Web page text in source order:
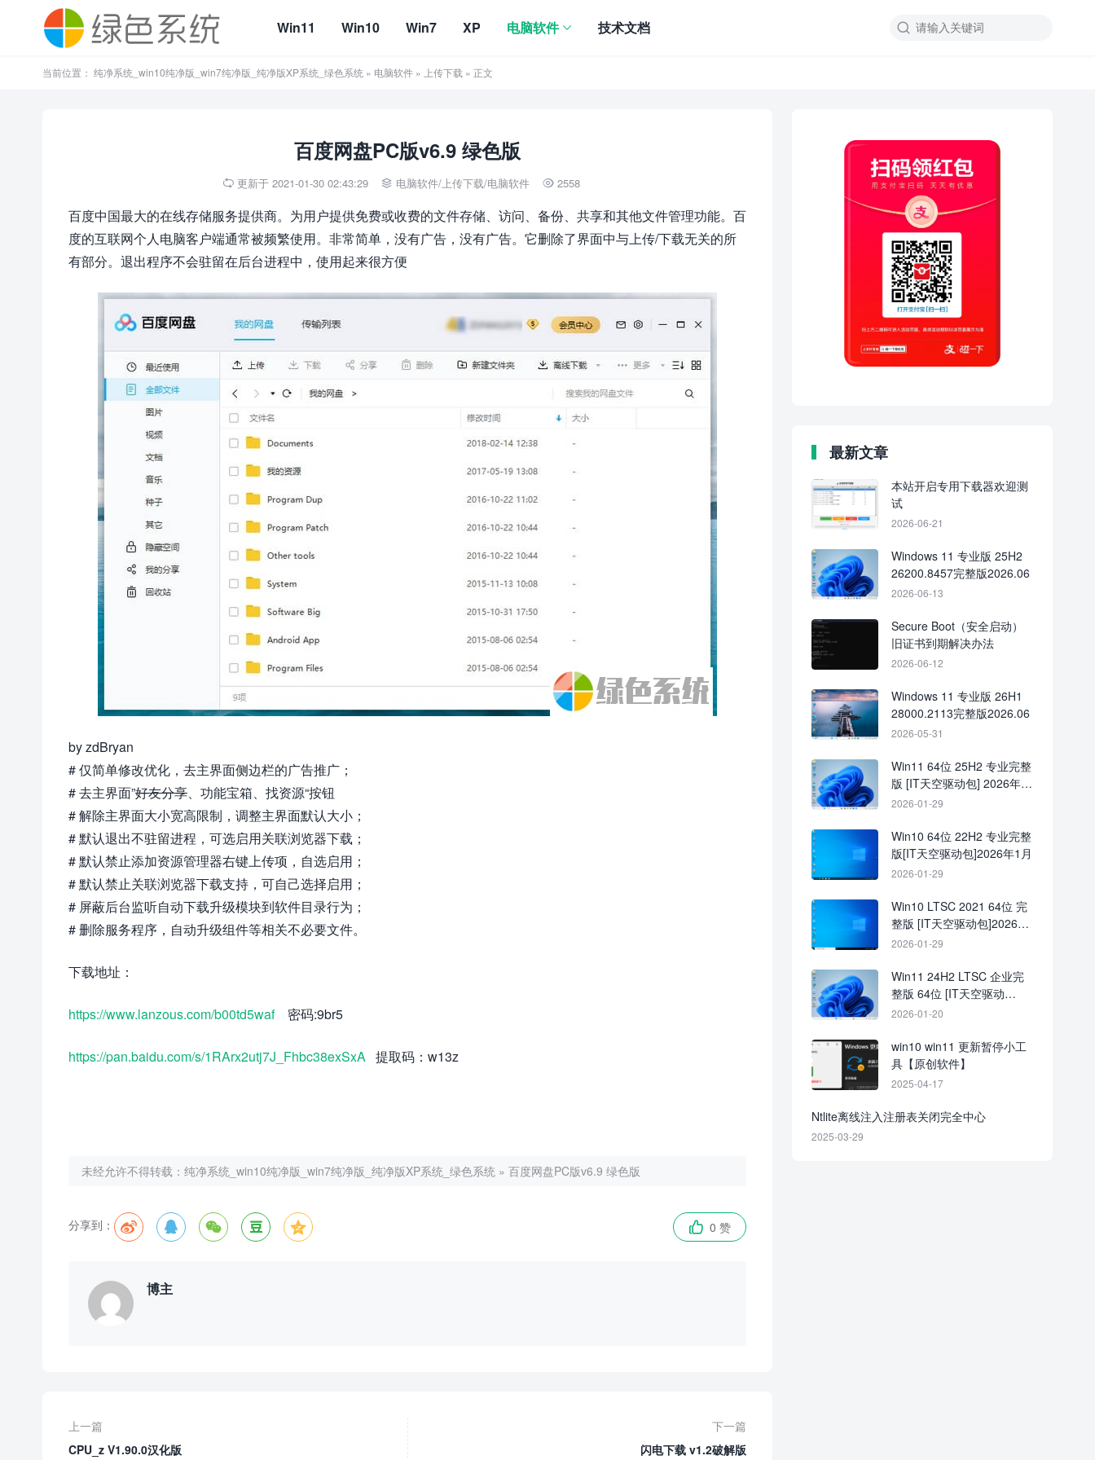

Win11 Win10 Win7 XP 电脑软件 技术文档
当前位置： 纯净系统_win10纯净版_win7纯净版_纯净版XP系统_绿色系统 » 电脑软件 » 上传下载 » 正文
百度网盘PC版v6.9 绿色版
 更新于 2021-01-30 02:43:29  电脑软件/上传下载/电脑软件  2558
百度中国最大的在线存储服务提供商。为用户提供免费或收费的文件存储、访问、备份、共享和其他文件管理功能。百
度的互联网个人电脑客户端通常被频繁使用。非常简单，没有广告，没有广告。它删除了界面中与上传/下载无关的所
有部分。退出程序不会驻留在后台进程中，使用起来很方便
by zdBryan
# 仅简单修改优化，去主界面侧边栏的广告推广；
# 去主界面”好友分享、功能宝箱、找资源“按钮
# 解除主界面大小宽高限制，调整主界面默认大小；
# 默认退出不驻留进程，可选启用关联浏览器下载；
# 默认禁止添加资源管理器右键上传项，自选启用；
# 默认禁止关联浏览器下载支持，可自己选择启用；
# 屏蔽后台监听自动下载升级模块到软件目录行为；
# 删除服务程序，自动升级组件等相关不必要文件。
下载地址：
https://www.lanzous.com/b00td5waf密码:9br5
https://pan.baidu.com/s/1RArx2utj7J_Fhbc38exSxA 提取码：w13z
未经允许不得转载： 纯净系统_win10纯净版_win7纯净版_纯净版XP系统_绿色系统 » 百度网盘PC版v6.9 绿色版
分享到：       0 赞
博主
上一篇
CPU_z V1.90.0汉化版
下一篇
闪电下载 v1.2破解版
最新文章
本站开启专用下载器欢迎测
试
2026-06-21
Windows 11 专业版 25H2
26200.8457完整版2026.06
2026-06-13
Secure Boot（安全启动）
旧证书到期解决办法
2026-06-12
Windows 11 专业版 26H1
28000.2113完整版2026.06
2026-05-31
Win11 64位 25H2 专业完整
版 [IT天空驱动包] 2026年1
月
2026-01-29
Win10 64位 22H2 专业完整
版[IT天空驱动包]2026年1月
2026-01-29
Win10 LTSC 2021 64位 完
整版 [IT天空驱动包]2026年
1月
2026-01-29
Win11 24H2 LTSC 企业完
整版 64位 [IT天空驱动
包]2026年1月
2026-01-20
win10 win11 更新暂停小工
具【原创软件】
2025-04-17
Ntlite离线注入注册表关闭完全中心
2025-03-29